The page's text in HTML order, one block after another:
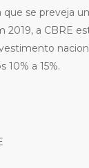
que se preveja
2019, a CBRE
10% a 15%.